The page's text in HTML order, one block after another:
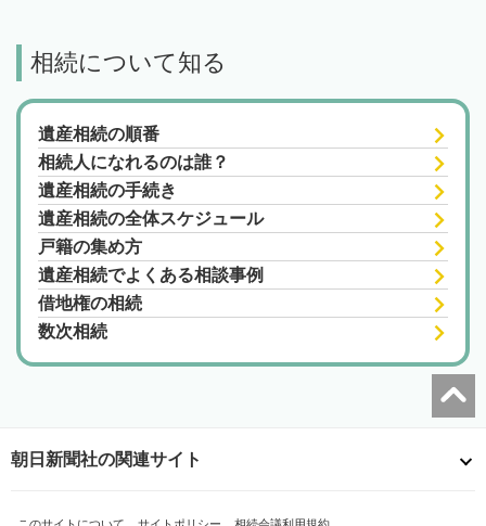
相続について知る
遺産相続の順番
相続人になれるのは誰？
遺産相続の手続き
遺産相続の全体スケジュール
戸籍の集め方
遺産相続でよくある相談事例
借地権の相続
数次相続
朝日新聞社の関連サイト
このサイトについて サイトポリシー 相続会議利用規約